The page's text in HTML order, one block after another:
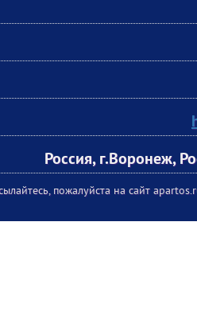
Россия, г.Воронеж,
пожалуйста на сайт